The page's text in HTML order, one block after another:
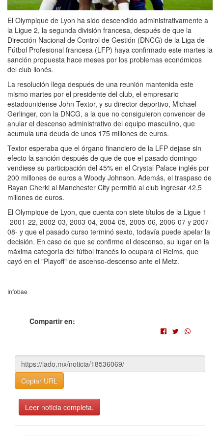
El Olympique de Lyon ha sido descendido administrativamente a
la Ligue 2, la segunda división francesa, después de que la
Dirección Nacional de Control de Gestión (DNCG) de la Liga de
Fútbol Profesional francesa (LFP) haya confirmado este martes la
sanción propuesta hace meses por los problemas económicos
del club lionés.
La resolución llega después de una reunión mantenida este
mismo martes por el presidente del club, el empresario
estadounidense John Textor, y su director deportivo, Michael
Gerlinger, con la DNCG, a la que no consiguieron convencer de
anular el descenso administrativo del equipo masculino, que
acumula una deuda de unos 175 millones de euros.
Textor esperaba que el órgano financiero de la LFP dejase sin
efecto la sanción después de que de que el pasado domingo
vendiese su participación del 45% en el Crystal Palace inglés por
200 millones de euros a Woody Johnson. Además, el traspaso de
Rayan Cherki al Manchester City permitió al club ingresar 42,5
millones de euros.
El Olympique de Lyon, que cuenta con siete títulos de la Ligue 1
-2001-22, 2002-03, 2003-04, 2004-05, 2005-06, 2006-07 y 2007-
08- y que el pasado curso terminó sexto, todavía puede apelar la
decisión. En caso de que se confirme el descenso, su lugar en la
máxima categoría del fútbol francés lo ocupará el Reims, que
cayó en el "Playoff" de ascenso-descenso ante el Metz.
Infobae
Compartir en:
Copiar URL
Leer noticia completa.